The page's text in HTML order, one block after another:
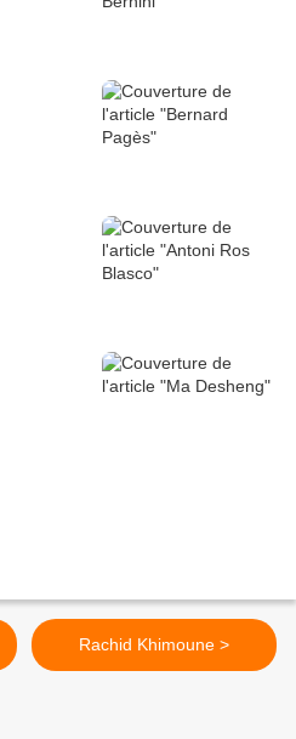
Rachid Khimoune >